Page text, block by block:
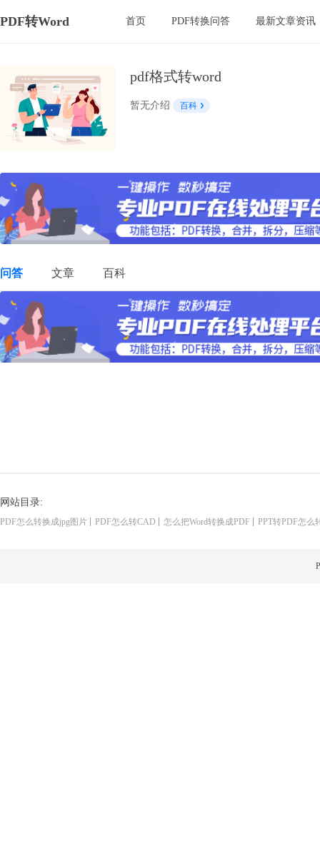
PDF转Word 首页 PDF转换问答 最新文章资讯
pdf格式转word
暂无介绍 百科
问答 文章 百科
网站目录:
PDF怎么转换成jpg图片 PDF怎么转CAD 怎么把Word转换成PDF PPT转PDF怎么